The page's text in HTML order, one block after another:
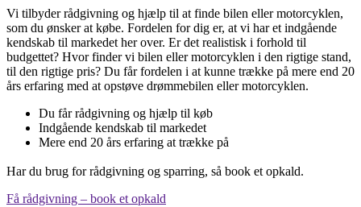
Vi tilbyder rådgivning og hjælp til at finde bilen eller motorcyklen,
som du ønsker at købe. Fordelen for dig er, at vi har et indgående
kendskab til markedet her over. Er det realistisk i forhold til
budgettet? Hvor finder vi bilen eller motorcyklen i den rigtige stand,
til den rigtige pris? Du får fordelen i at kunne trække på mere end 20
års erfaring med at opstøve drømmebilen eller motorcyklen.
Du får rådgivning og hjælp til køb
Indgående kendskab til markedet
Mere end 20 års erfaring at trække på
Har du brug for rådgivning og sparring, så book et opkald.
Få rådgivning – book et opkald